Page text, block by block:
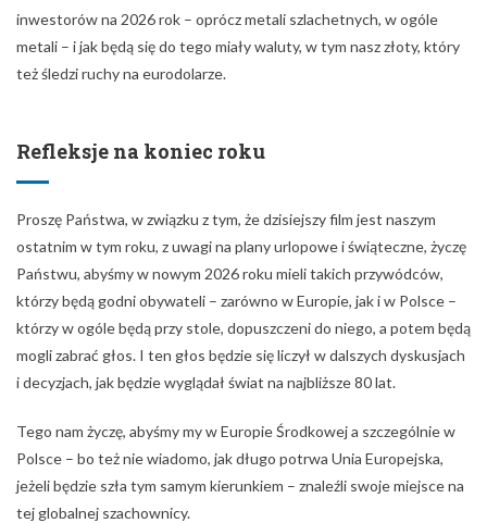
inwestorów na 2026 rok – oprócz metali szlachetnych, w ogóle
metali – i jak będą się do tego miały waluty, w tym nasz złoty, który
też śledzi ruchy na eurodolarze.
Refleksje na koniec roku
Proszę Państwa, w związku z tym, że dzisiejszy film jest naszym
ostatnim w tym roku, z uwagi na plany urlopowe i świąteczne, życzę
Państwu, abyśmy w nowym 2026 roku mieli takich przywódców,
którzy będą godni obywateli – zarówno w Europie, jak i w Polsce –
którzy w ogóle będą przy stole, dopuszczeni do niego, a potem będą
mogli zabrać głos. I ten głos będzie się liczył w dalszych dyskusjach
i decyzjach, jak będzie wyglądał świat na najbliższe 80 lat.
Tego nam życzę, abyśmy my w Europie Środkowej a szczególnie w
Polsce – bo też nie wiadomo, jak długo potrwa Unia Europejska,
jeżeli będzie szła tym samym kierunkiem – znaleźli swoje miejsce na
tej globalnej szachownicy.